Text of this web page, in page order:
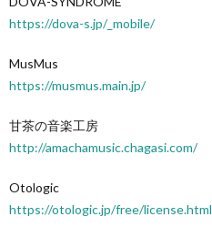
https://dova-s.jp/_mobile/
MusMus
https://musmus.main.jp/
甘茶の音楽工房
http://amachamusic.chagasi.com/
Otologic
https://otologic.jp/free/license.html